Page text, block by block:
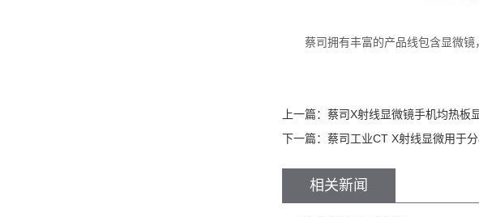
蔡司拥有丰富的产品线包含显微镜
上一篇： 蔡司X射线显微镜手机均热板
下一篇： 蔡司工业CT X射线显微用于
相关新闻